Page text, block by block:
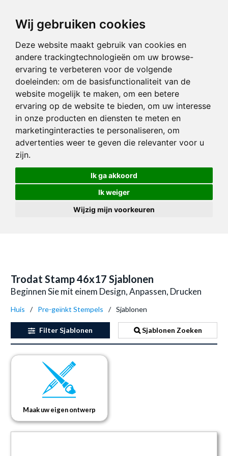
Wij gebruiken cookies
Deze website maakt gebruik van cookies en
andere trackingtechnologieën om uw browse-
ervaring te verbeteren voor de volgende
doeleinden: om de basisfunctionaliteit van de
website mogelijk te maken, om een betere
ervaring op de website te bieden, om uw interesse
in onze producten en diensten te meten en
marketinginteracties te personaliseren, om
advertenties weer te geven die relevanter voor u
zijn.
Ik ga akkoord
Ik weiger
Wijzig mijn voorkeuren
Trodat Stamp 46x17 Sjablonen
Beginnen Sie mit einem Design, Anpassen, Drucken
Huis Pre-geïnkt Stempels Sjablonen
FilterSjablonen Sjablonen Zoeken
Maak uw eigen ontwerp